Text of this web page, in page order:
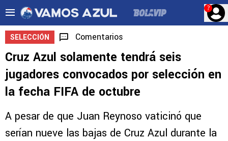
?
SELECCIÓN Comentarios
Cruz Azul solamente tendrá seis
jugadores convocados por selección en
la fecha FIFA de octubre
A pesar de que Juan Reynoso vaticinó que
serían nueve las bajas de Cruz Azul durante la